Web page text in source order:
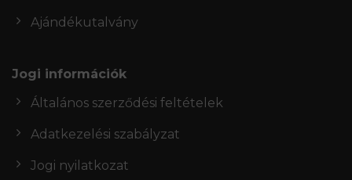
Ajándékutalvány
Jogi információk
Általános szerződési feltételek
Adatkezelési szabályzat
Jogi nyilatkozat